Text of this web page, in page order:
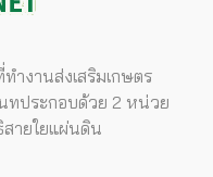
ำงานส่งเสริมเกษตร
ทประกอบด้วย 2 หน่วย
ายใยแผ่นดิน